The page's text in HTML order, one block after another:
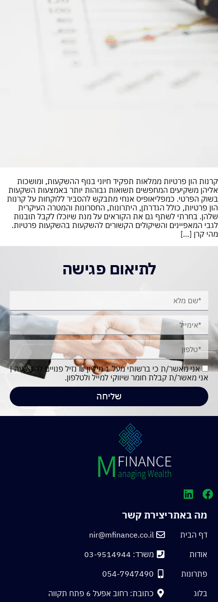
קרנות הון פרטיות ממלאות תפקיד חיוני בנוף ההשקעות, ומושכות
אליהן משקיעים המחפשים תשואות גבוהות יותר באמצעות השקעות
בשוק הפרטי. כמפליאופיס אנחי מתבקש להסביר ללוקחות על קרנות
הון פרטיות, כולל הגדרתן, היתרונות, החסרונות והמטרה העיקרית
שלהן. בחרתי לשתף גם את הקוראים על מנת שיוכלו לקבל תובנות
לגבי המאפיינים והשיקולים הקשורים להשקעות בהשקעות פרטיות.
מהי קרן […]
לתיאום פגישה
אני מאשר/ת כי ברשותי מעל 1 מיליון ₪ נזיל פנויים להשקעה |
אני מאשר/ת קבלת חומר שיווקי למייל ולטלפון.
שליחה
מה באתר
דף הבית
אודות
פתרונות
בלוג
יצירת קשר
nir@mfinance.co.il
משרד: 03-9514944
054-7947490
כתובת: רחוב אפעל 6 פתח תקווה